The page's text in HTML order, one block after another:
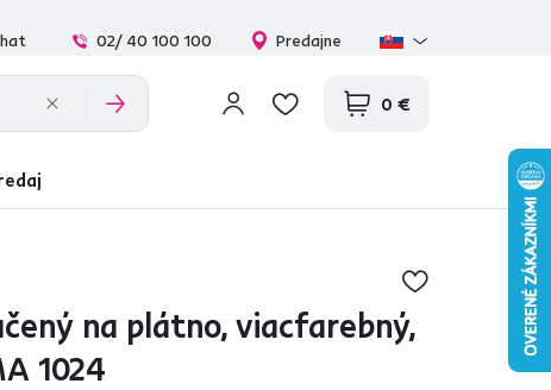
02/ 40 100 100 Predajne
0 €
na plátno, viacfarebný,
1024